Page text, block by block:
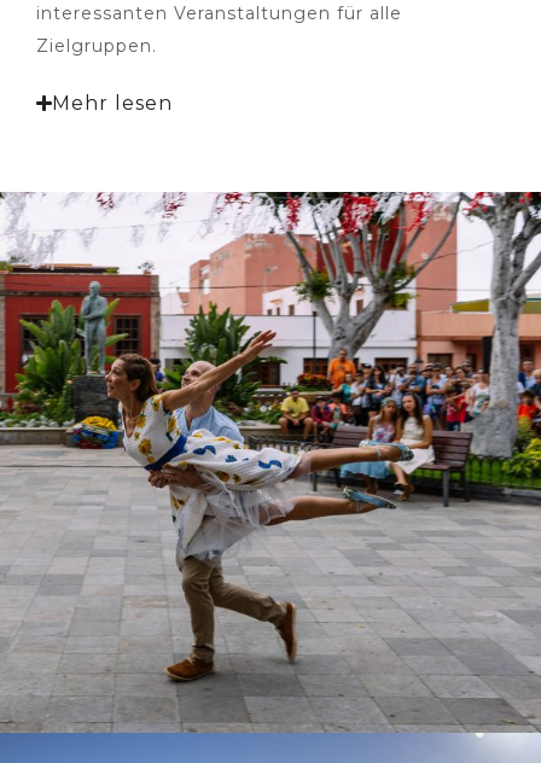
interessanten Veranstaltungen für alle
Zielgruppen.
Mehr lesen